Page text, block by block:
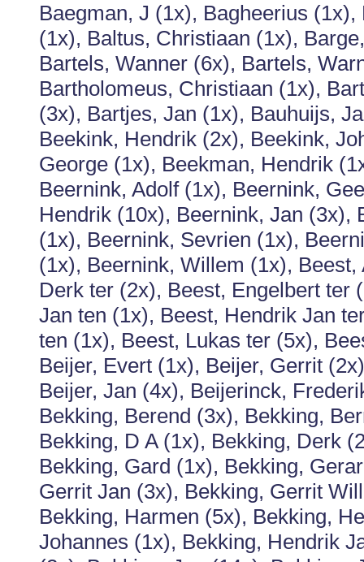
Baegman, J (1x), Bagheerius
(1x), Baltus, Christiaan (1x),
Bartels, Wanner (6x), Bartels,
Bartholomeus, Christiaan (1x),
(3x), Bartjes, Jan (1x), Bauhuijs,
Beekink, Hendrik (2x), Beekink,
George (1x), Beekman, Hendrik
Beernink, Adolf (1x), Beernink,
Hendrik (10x), Beernink, Jan (3x),
(1x), Beernink, Sevrien (1x),
(1x), Beernink, Willem (1x),
Derk ter (2x), Beest, Engelbert ter
Jan ten (1x), Beest, Hendrik Jan
ten (1x), Beest, Lukas ter (5x),
Beijer, Evert (1x), Beijer, Gerrit
Beijer, Jan (4x), Beijerinck,
Bekking, Berend (3x), Bekking,
Bekking, D A (1x), Bekking, Derk
Bekking, Gard (1x), Bekking,
Gerrit Jan (3x), Bekking, Gerrit
Bekking, Harmen (5x), Bekking,
Johannes (1x), Bekking, Hendrik